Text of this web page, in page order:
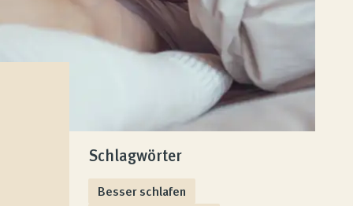
Schlagwörter
Besser schlafen